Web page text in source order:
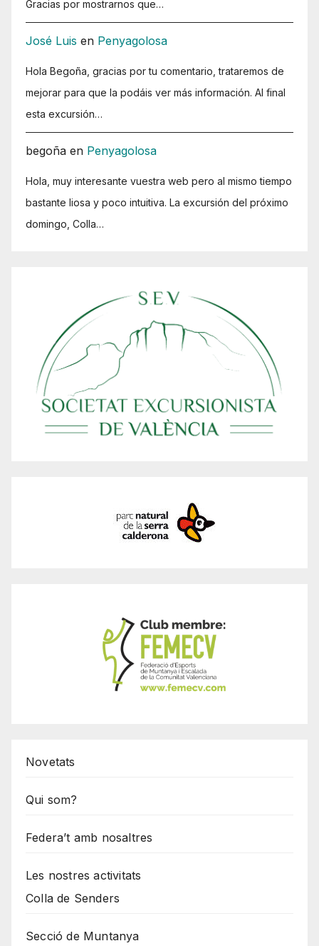
Gracias por mostrarnos que…
José Luis en Penyagolosa
Hola Begoña, gracias por tu comentario, trataremos de
mejorar para que la podáis ver más información. Al final
esta excursión…
begoña en Penyagolosa
Hola, muy interesante vuestra web pero al mismo tiempo
bastante liosa y poco intuitiva. La excursión del próximo
domingo, Colla…
Novetats
Qui som?
Federa’t amb nosaltres
Les nostres activitats
Colla de Senders
Secció de Muntanya